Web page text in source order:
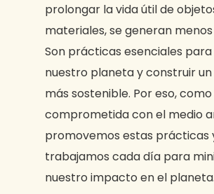
prolongar la vida útil de
materiales, se generan menos
Son prácticas esenciales
nuestro planeta y construir
más sostenible. Por eso,
comprometida con el medio
promovemos estas prácticas
trabajamos cada día para
nuestro impacto en el planeta.